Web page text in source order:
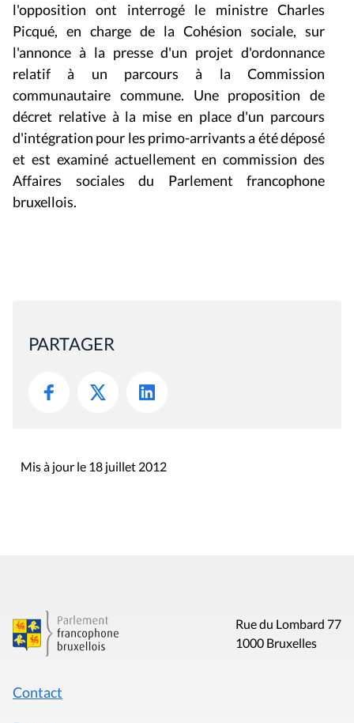
l'opposition ont interrogé le ministre Charles
Picqué, en charge de la Cohésion sociale, sur
l'annonce à la presse d'un projet d'ordonnance
relatif à un parcours à la Commission
communautaire commune. Une proposition de
décret relative à la mise en place d'un parcours
d'intégration pour les primo-arrivants a été déposé
et est examiné actuellement en commission des
Affaires sociales du Parlement francophone
bruxellois.
PARTAGER
Mis à jour le 18 juillet 2012
Rue du Lombard 77
1000 Bruxelles
Contact